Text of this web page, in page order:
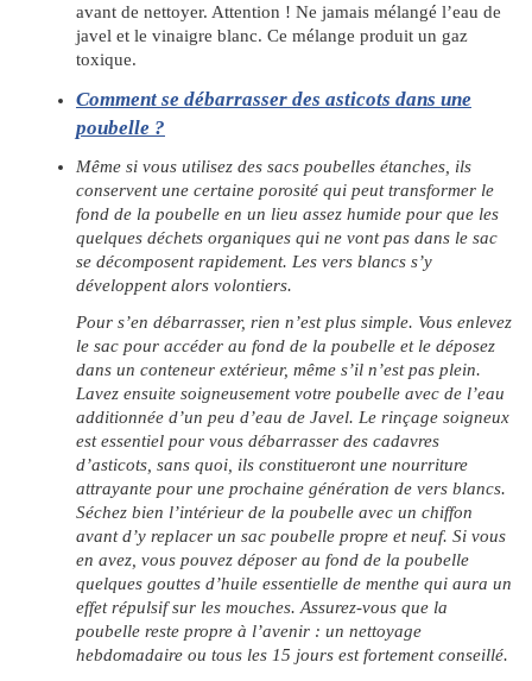
avant de nettoyer. Attention ! Ne jamais mélangé l’eau de
javel et le vinaigre blanc. Ce mélange produit un gaz
toxique.
Comment se débarrasser des asticots dans une
poubelle ?
Même si vous utilisez des sacs poubelles étanches, ils
conservent une certaine porosité qui peut transformer le
fond de la poubelle en un lieu assez humide pour que les
quelques déchets organiques qui ne vont pas dans le sac
se décomposent rapidement. Les vers blancs s’y
développent alors volontiers.
Pour s’en débarrasser, rien n’est plus simple. Vous enlevez
le sac pour accéder au fond de la poubelle et le déposez
dans un conteneur extérieur, même s’il n’est pas plein.
Lavez ensuite soigneusement votre poubelle avec de l’eau
additionnée d’un peu d’eau de Javel. Le rinçage soigneux
est essentiel pour vous débarrasser des cadavres
d’asticots, sans quoi, ils constitueront une nourriture
attrayante pour une prochaine génération de vers blancs.
Séchez bien l’intérieur de la poubelle avec un chiffon
avant d’y replacer un sac poubelle propre et neuf. Si vous
en avez, vous pouvez déposer au fond de la poubelle
quelques gouttes d’huile essentielle de menthe qui aura un
effet répulsif sur les mouches. Assurez-vous que la
poubelle reste propre à l’avenir : un nettoyage
hebdomadaire ou tous les 15 jours est fortement conseillé.